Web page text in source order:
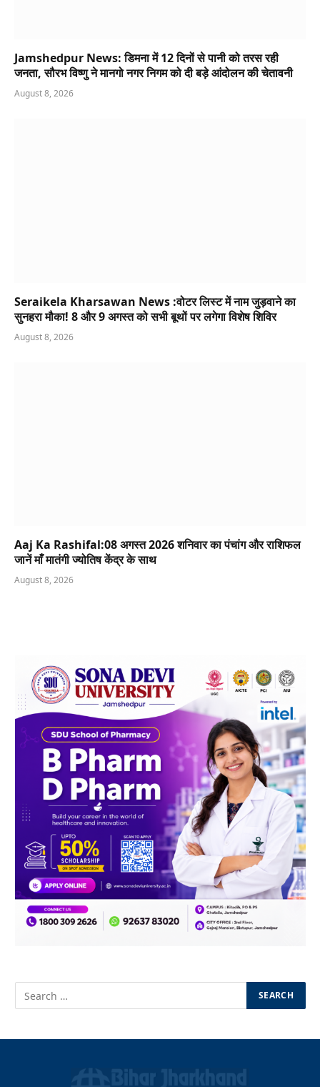
Jamshedpur News: डिमना में 12 दिनों से पानी को तरस रही
जनता, सौरभ विष्णु ने मानगो नगर निगम को दी बड़े आंदोलन की चेतावनी
August 8, 2026
Seraikela Kharsawan News :वोटर लिस्ट में नाम जुड़वाने का
सुनहरा मौका! 8 और 9 अगस्त को सभी बूथों पर लगेगा विशेष शिविर
August 8, 2026
Aaj Ka Rashifal:08 अगस्त 2026 शनिवार का पंचांग और राशिफल
जानें माँ मातंगी ज्योतिष केंद्र के साथ
August 8, 2026